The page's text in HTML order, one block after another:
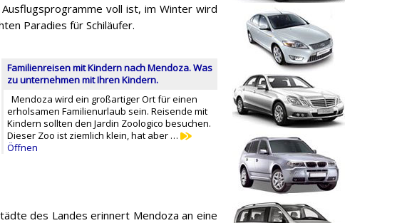
voll ist, im Winter wird
Paradies für Schiläufer.
Familienreisen mit Kindern nach Mendoza. Was
zu unternehmen mit Ihren Kindern.
Mendoza wird ein großartiger Ort für einen
erholsamen Familienurlaub sein. Reisende mit
Kindern sollten den Jardin Zoologico besuchen.
Dieser Zoo ist ziemlich klein, hat aber …
Öffnen
des Landes erinnert Mendoza an eine